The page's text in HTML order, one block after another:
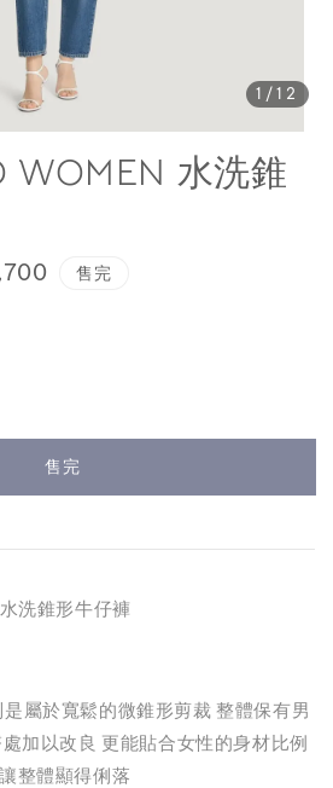
1 /12
WOMEN 水洗錐
售完
售完
洗錐形牛仔褲
屬於寬鬆的微錐形剪裁 整體保有男
加以改良 更能貼合女性的身材比例
整體顯得俐落